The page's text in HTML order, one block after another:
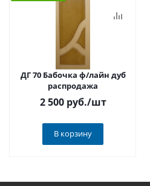
ДГ 70 Бабочка ф/лайн дуб
распродажа
2 500 руб./шт
В корзину